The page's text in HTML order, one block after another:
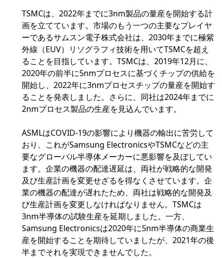
TSMCは、2022年までに3nm製品の量産を開始する計
画を立てています。市場のもう一つの主要なプレイヤ
ーであるサムスン電子株式会社は、2030年までに極紫
外線（EUV）リソグラフィ技術を用いてTSMCを超え
ることを目指しています。TSMCは、2019年12月に、
2020年の前半に5nmプロセスに基づくチップの供給を
開始し、2022年に3nmプロセスチップの量産を開始す
ることを発表しました。さらに、同社は2024年までに
2nmプロセス製品の生産を見込んでいます。
ASMLはCOVID-19の影響により機器の輸出に苦労して
おり、これがSamsung ElectronicsやTSMCなどの主
要なグローバル半導体メーカーに悪影響を及ぼしてい
ます。企業の機器の配達遅延は、両社が戦略的な開発
及び生産計画を変更せざるを得なくさせています。企
業の機器の配達が遅れたため、両社は戦略的な開発及
び生産計画を変更しなければなりません。TSMCは
3nm半導体の試験生産を延期しました。一方、
Samsung Electronicsは2020年に5nm半導体の商業生
産を開始することを期待していましたが、2021年の後
半までそれを実現できませんでした。